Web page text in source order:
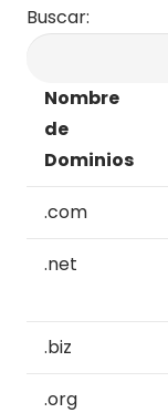
Buscar:
Nombre
de
Dominios
.com
.net
.biz
.org